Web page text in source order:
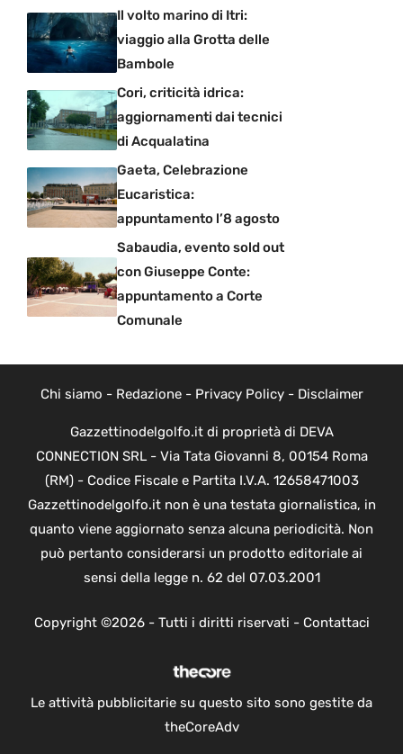
Il volto marino di Itri:
viaggio alla Grotta delle
Bambole
Cori, criticità idrica:
aggiornamenti dai tecnici
di Acqualatina
Gaeta, Celebrazione
Eucaristica:
appuntamento l’8 agosto
Sabaudia, evento sold out
con Giuseppe Conte:
appuntamento a Corte
Comunale
Chi siamo - Redazione- Privacy Policy- Disclaimer
Gazzettinodelgolfo.it di proprietà di DEVA
CONNECTION SRL - Via Tata Giovanni 8, 00154 Roma
(RM) - Codice Fiscale e Partita I.V.A. 12658471003
Gazzettinodelgolfo.it non è una testata giornalistica, in
quanto viene aggiornato senza alcuna periodicità. Non
può pertanto considerarsi un prodotto editoriale ai
sensi della legge n. 62 del 07.03.2001
Copyright ©2026 - Tutti i diritti riservati - Contattaci
Le attività pubblicitarie su questo sito sono gestite da
theCoreAdv